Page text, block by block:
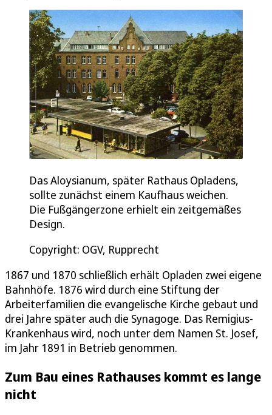
Das Aloysianum, später Rathaus Opladens,
sollte zunächst einem Kaufhaus weichen.
Die Fußgängerzone erhielt ein zeitgemäßes
Design.
Copyright: OGV, Rupprecht
1867 und 1870 schließlich erhält Opladen zwei eigene
Bahnhöfe. 1876 wird durch eine Stiftung der
Arbeiterfamilien die evangelische Kirche gebaut und
drei Jahre später auch die Synagoge. Das Remigius-
Krankenhaus wird, noch unter dem Namen St. Josef,
im Jahr 1891 in Betrieb genommen.
Zum Bau eines Rathauses kommt es lange
nicht